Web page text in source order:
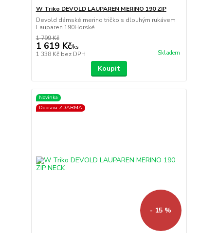
W Triko DEVOLD LAUPAREN MERINO 190 ZIP
Devold dámské merino tričko s dlouhým rukávem
Lauparen 190Horské ...
1 799 Kč
1 619 Kč/ks
1 338 Kč bez DPH Skladem
Koupit
Novinka
Doprava ZDARMA
- 15 %